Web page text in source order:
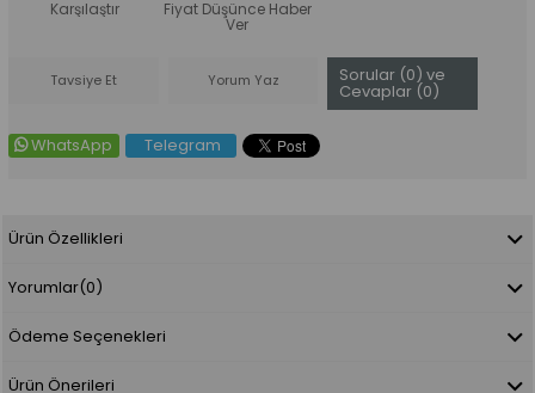
Karşılaştır Fiyat Düşünce Haber
Ver
Tavsiye Et Yorum Yaz Sorular (0) ve
Cevaplar (0)
WhatsApp Telegram
Ürün Özellikleri
Yorumlar(0)
Ödeme Seçenekleri
Ürün Önerileri